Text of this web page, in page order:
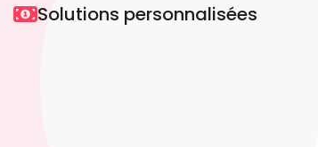
Solutions personnalisées